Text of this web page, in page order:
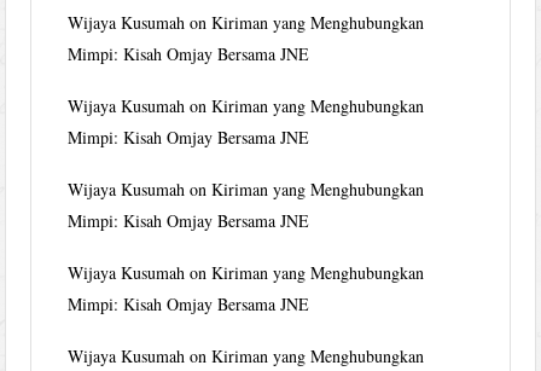
Wijaya Kusumah onKiriman yang Menghubungkan
Mimpi: Kisah Omjay Bersama JNE
Wijaya Kusumah onKiriman yang Menghubungkan
Mimpi: Kisah Omjay Bersama JNE
Wijaya Kusumah onKiriman yang Menghubungkan
Mimpi: Kisah Omjay Bersama JNE
Wijaya Kusumah onKiriman yang Menghubungkan
Mimpi: Kisah Omjay Bersama JNE
Wijaya Kusumah onKiriman yang Menghubungkan